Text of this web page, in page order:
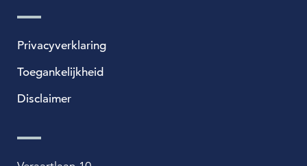
Privacyverklaring
Toegankelijkheid
Disclaimer